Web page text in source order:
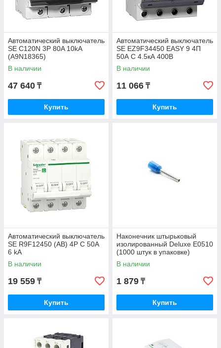
Автоматический выключатель
SE C120N 3P 80A 10kA
(A9N18365)
В наличии
47 640 ₸
Купить
Автоматический выключатель
SE EZ9F34450 EASY 9 4П
50А С 4.5кА 400В
В наличии
11 066 ₸
Купить
Автоматический выключатель
SE R9F12450 (АВ) 4P С 50А
6 kA
В наличии
19 559 ₸
Купить
Наконечник штырьковый
изолированный Deluxe Е0510
(1000 штук в упаковке)
В наличии
1 879 ₸
Купить